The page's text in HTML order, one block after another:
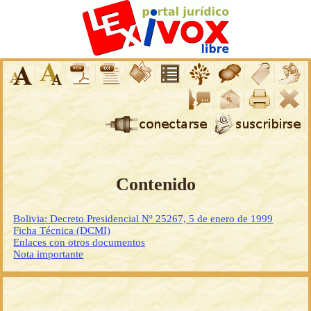
Contenido
Bolivia: Decreto Presidencial Nº 25267, 5 de enero de 1999
Ficha Técnica (DCMI)
Enlaces con otros documentos
Nota importante